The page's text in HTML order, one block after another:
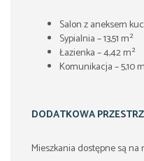
Salon z aneksem
Sypialnia – 13,51 m²
Łazienka – 4,42 m²
Komunikacja – 5,10
DODATKOWA
Mieszkania dostępne są